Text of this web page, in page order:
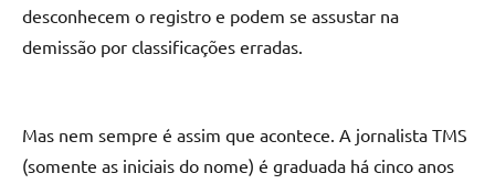
desconhecem o registro e podem se assustar na
demissão por classificações erradas.
Mas nem sempre é assim que acontece. A jornalista TMS
(somente as iniciais do nome) é graduada há cinco anos